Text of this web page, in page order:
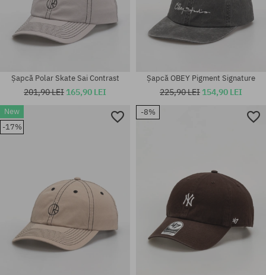
Mărimi existente:
M-L
Șapcă Polar Skate Sai Contrast
201,90 LEI 165,90 LEI
Șapcă OBEY Pigment Signature
225,90 LEI 154,90 LEI
New
-17%
-8%